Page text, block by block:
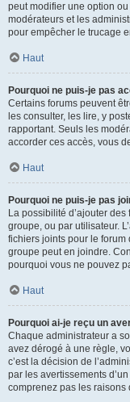
peut modifier une option
modérateurs et les
pour empêcher le trucage
Haut
Pourquoi ne puis-je pas
Certains forums peuvent
les consulter, les lire, y
rapportant. Seuls les
accorder ces accès, vous
Haut
Pourquoi ne puis-je pas
La possibilité d’ajouter
groupe, ou par utilisateur.
fichiers joints pour le
groupe peut en joindre.
pourquoi vous ne pouvez
Haut
Pourquoi ai-je reçu un
Chaque administrateur a
avez dérogé à une règle,
c’est la décision de
par les avertissements
comprenez pas les raisons